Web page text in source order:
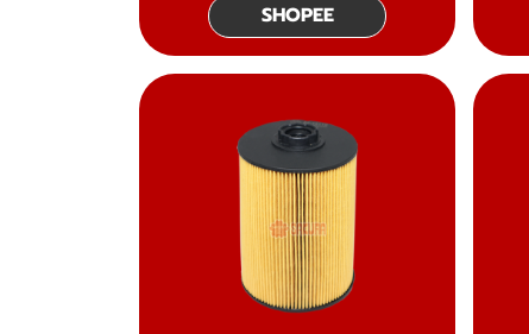
SHOPEE